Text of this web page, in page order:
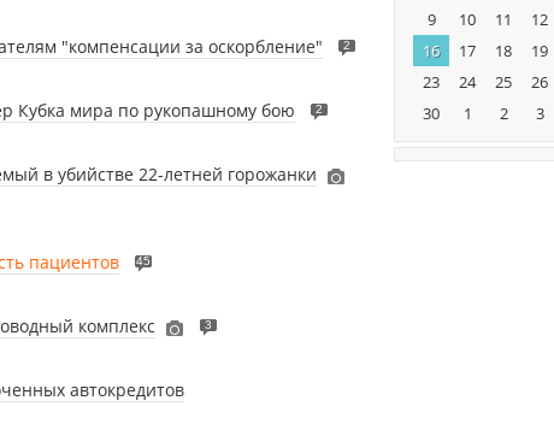
"компенсации за оскорбление" 2
Кубка мира по рукопашному бою 2
в убийстве 22-летней горожанки
пациентов 45
комплекс 3
автокредитов
9
10 11 12
16
17 18 19
23
24 25 26
30
1 2 3